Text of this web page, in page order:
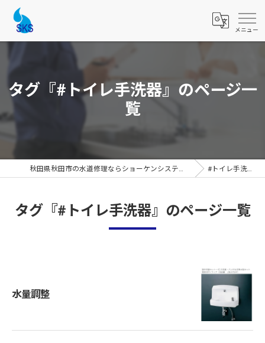
タグ『#トイレ手洗器』のページ一
覧
秋田県秋田市の水道修理ならショーケンシステムス #トイレ手洗器
タグ『#トイレ手洗器』のページ一覧
水量調整